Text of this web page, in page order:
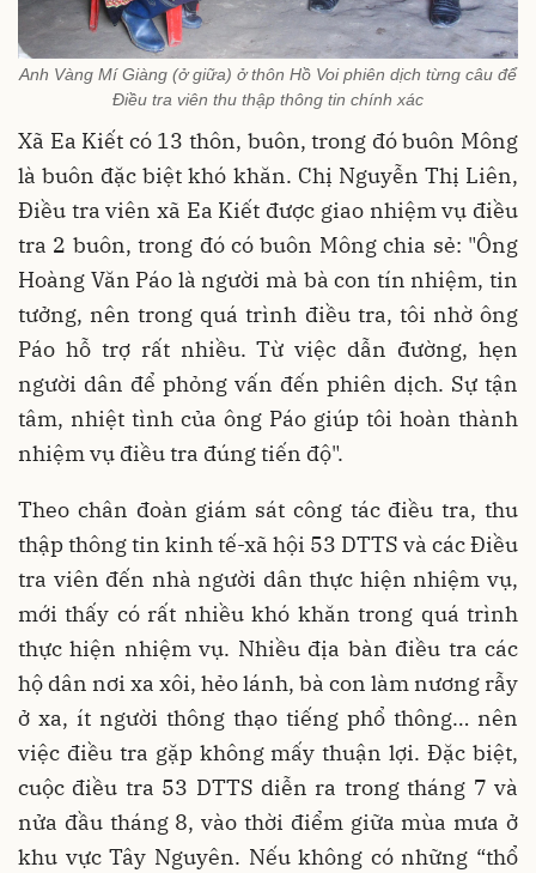
Anh Vàng Mí Giàng (ở giữa) ở thôn Hồ Voi phiên dịch từng câu để
Điều tra viên thu thập thông tin chính xác
Xã Ea Kiết có 13 thôn, buôn, trong đó buôn Mông
là buôn đặc biệt khó khăn. Chị Nguyễn Thị Liên,
Điều tra viên xã Ea Kiết được giao nhiệm vụ điều
tra 2 buôn, trong đó có buôn Mông chia sẻ: "Ông
Hoàng Văn Páo là người mà bà con tín nhiệm, tin
tưởng, nên trong quá trình điều tra, tôi nhờ ông
Páo hỗ trợ rất nhiều. Từ việc dẫn đường, hẹn
người dân để phỏng vấn đến phiên dịch. Sự tận
tâm, nhiệt tình của ông Páo giúp tôi hoàn thành
nhiệm vụ điều tra đúng tiến độ".
Theo chân đoàn giám sát công tác điều tra, thu
thập thông tin kinh tế-xã hội 53 DTTS và các Điều
tra viên đến nhà người dân thực hiện nhiệm vụ,
mới thấy có rất nhiều khó khăn trong quá trình
thực hiện nhiệm vụ. Nhiều địa bàn điều tra các
hộ dân nơi xa xôi, hẻo lánh, bà con làm nương rẫy
ở xa, ít người thông thạo tiếng phổ thông… nên
việc điều tra gặp không mấy thuận lợi. Đặc biệt,
cuộc điều tra 53 DTTS diễn ra trong tháng 7 và
nửa đầu tháng 8, vào thời điểm giữa mùa mưa ở
khu vực Tây Nguyên. Nếu không có những “thổ